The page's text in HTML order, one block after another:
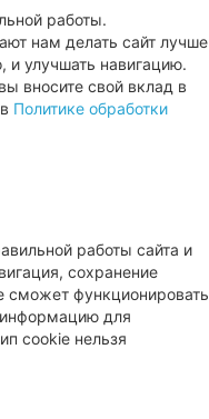
работы.
нам делать сайт лучше
и улучшать навигацию.
вносите свой вклад в
Политике обработки
работы сайта и
сохранение
сможет функционировать
для
cookie нельзя